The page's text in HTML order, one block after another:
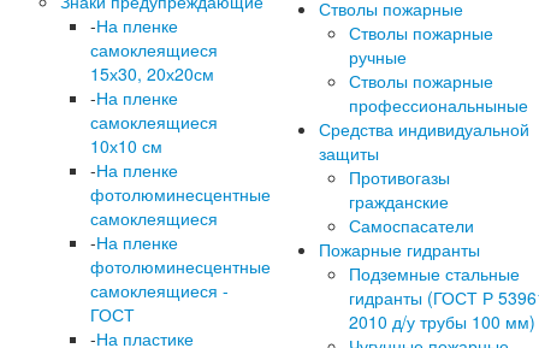
-На пленке
самоклеящиеся
15х30, 20х20см
-На пленке
самоклеящиеся
10х10 см
-На пленке
фотолюминесцентные
самоклеящиеся
-На пленке
фотолюминесцентные
самоклеящиеся -
ГОСТ
-На пластике
Стволы пожарные
Стволы пожарные
ручные
Стволы пожарные
профессиональныные
Средства индивидуальной
защиты
Противогазы
гражданские
Самоспасатели
Пожарные гидранты
Подземные стальные
гидранты (ГОСТ Р
2010 д/у трубы 100 мм)